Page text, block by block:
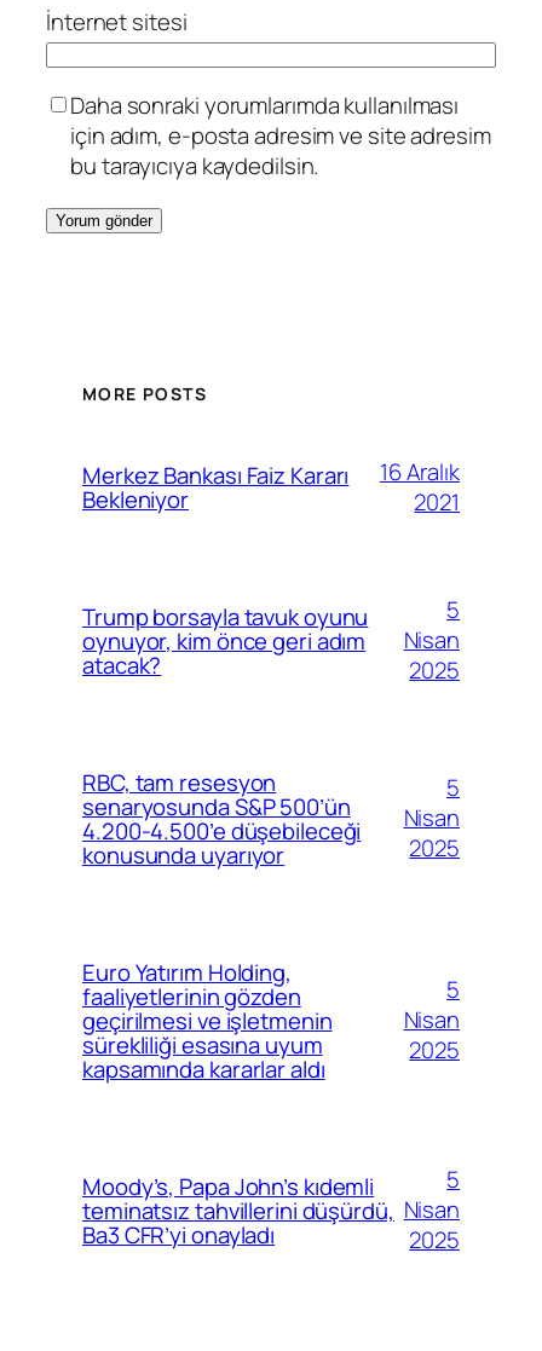
İnternet sitesi
Daha sonraki yorumlarımda kullanılması
için adım, e-posta adresim ve site adresim
bu tarayıcıya kaydedilsin.
MORE POSTS
Merkez Bankası Faiz Kararı
Bekleniyor
16 Aralık
2021
Trump borsayla tavuk oyunu
oynuyor, kim önce geri adım
atacak?
5
Nisan
2025
RBC, tam resesyon
senaryosunda S&P 500’ün
4.200-4.500’e düşebileceği
konusunda uyarıyor
5
Nisan
2025
Euro Yatırım Holding,
faaliyetlerinin gözden
geçirilmesi ve işletmenin
sürekliliği esasına uyum
kapsamında kararlar aldı
5
Nisan
2025
Moody’s, Papa John’s kıdemli
teminatsız tahvillerini düşürdü,
Ba3 CFR’yi onayladı
5
Nisan
2025